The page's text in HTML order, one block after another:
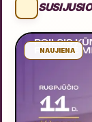
NAUJIENA